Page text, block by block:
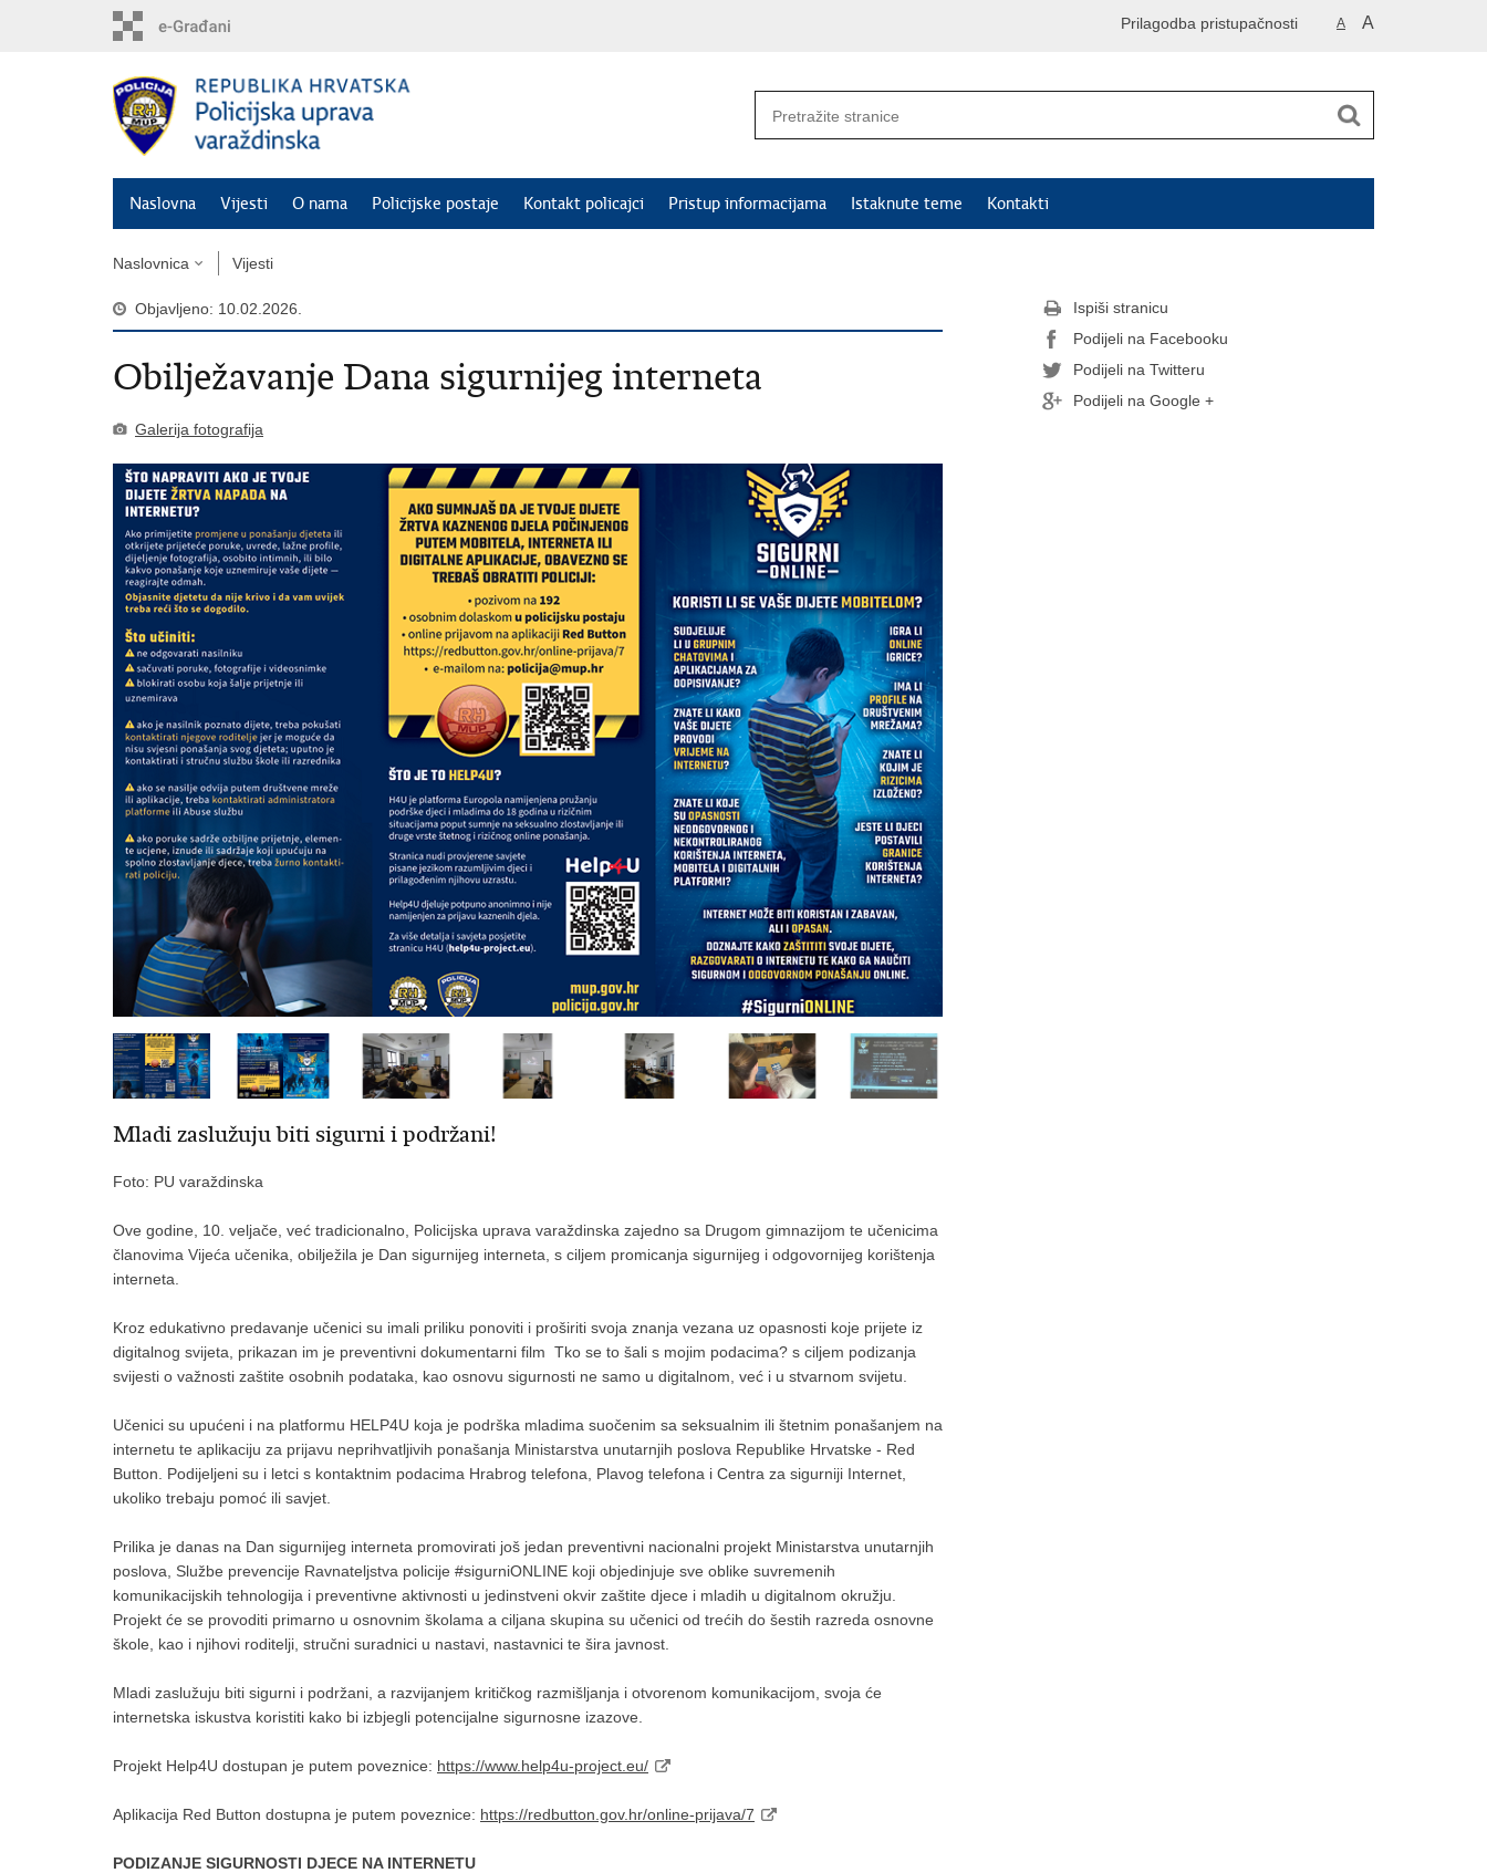
A A
Prilagodba pristupačnosti
Naslovna Vijesti O nama Policijske postaje Kontakt policajci Pristup informacijama Istaknute teme Kontakti
Naslovnica Vijesti
Objavljeno: 10.02.2026.
Obilježavanje Dana sigurnijeg interneta
Galerija fotografija
Mladi zaslužuju biti sigurni i podržani!
Foto: PU varaždinska
Ove godine, 10. veljače, već tradicionalno, Policijska uprava varaždinska zajedno sa Drugom gimnazijom te učenicima
članovima Vijeća učenika, obilježila je Dan sigurnijeg interneta, s ciljem promicanja sigurnijeg i odgovornijeg korištenja
interneta.
Kroz edukativno predavanje učenici su imali priliku ponoviti i proširiti svoja znanja vezana uz opasnosti koje prijete iz
digitalnog svijeta, prikazan im je preventivni dokumentarni film Tko se to šali s mojim podacima? s ciljem podizanja
svijesti o važnosti zaštite osobnih podataka, kao osnovu sigurnosti ne samo u digitalnom, već i u stvarnom svijetu.
Učenici su upućeni i na platformu HELP4U koja je podrška mladima suočenim sa seksualnim ili štetnim ponašanjem na
internetu te aplikaciju za prijavu neprihvatljivih ponašanja Ministarstva unutarnjih poslova Republike Hrvatske - Red
Button. Podijeljeni su i letci s kontaktnim podacima Hrabrog telefona, Plavog telefona i Centra za sigurniji Internet,
ukoliko trebaju pomoć ili savjet.
Prilika je danas na Dan sigurnijeg interneta promovirati još jedan preventivni nacionalni projekt Ministarstva unutarnjih
poslova, Službe prevencije Ravnateljstva policije #sigurniONLINE koji objedinjuje sve oblike suvremenih
komunikacijskih tehnologija i preventivne aktivnosti u jedinstveni okvir zaštite djece i mladih u digitalnom okružju.
Projekt će se provoditi primarno u osnovnim školama a ciljana skupina su učenici od trećih do šestih razreda osnovne
škole, kao i njihovi roditelji, stručni suradnici u nastavi, nastavnici te šira javnost.
Mladi zaslužuju biti sigurni i podržani, a razvijanjem kritičkog razmišljanja i otvorenom komunikacijom, svoja će
internetska iskustva koristiti kako bi izbjegli potencijalne sigurnosne izazove.
Projekt Help4U dostupan je putem poveznice: https://www.help4u-project.eu/
Aplikacija Red Button dostupna je putem poveznice: https://redbutton.gov.hr/online-prijava/7
PODIZANJE SIGURNOSTI DJECE NA INTERNETU
Ispiši stranicu
Podijeli na Facebooku
Podijeli na Twitteru
Podijeli na Google +